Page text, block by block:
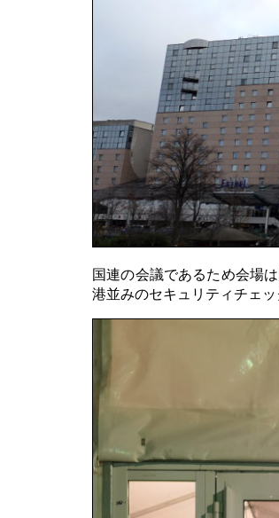
国連の会議であるため会場
港並みのセキュリティチェ